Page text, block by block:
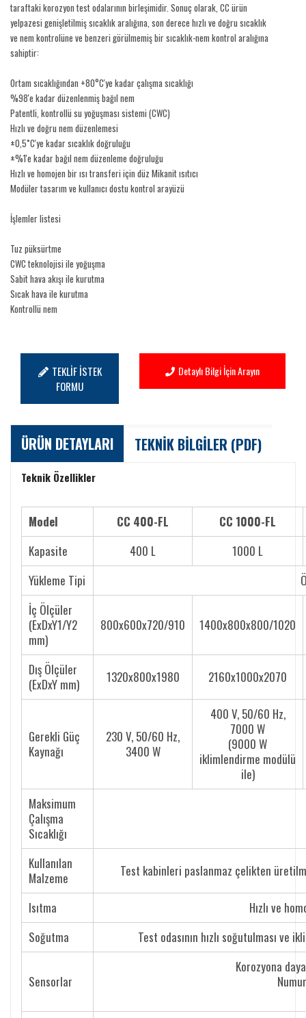
taraftaki korozyon test odalarının birleşimidir. Sonuç olarak, CC ürün
yelpazesi genişletilmiş sıcaklık aralığına, son derece hızlı ve doğru sıcaklık
ve nem kontrolüne ve benzeri görülmemiş bir sıcaklık-nem kontrol aralığına
sahiptir:
Ortam sıcaklığından +80°C'ye kadar çalışma sıcaklığı
%98'e kadar düzenlenmiş bağıl nem
Patentli, kontrollü su yoğuşması sistemi (CWC)
Hızlı ve doğru nem düzenlemesi
±0,5˚C'ye kadar sıcaklık doğruluğu
±%1'e kadar bağıl nem düzenleme doğruluğu
Hızlı ve homojen bir ısı transferi için düz Mikanit ısıtıcı
Modüler tasarım ve kullanıcı dostu kontrol arayüzü
İşlemler listesi
Tuz püksürtme
CWC teknolojisi ile yoğuşma
Sabit hava akışı ile kurutma
Sıcak hava ile kurutma
Kontrollü nem
Test çözeltisinin doğrudan püskürtülmesi
GMW 3172'ye göre test çözeltisinin doğrudan püskürtülmesi
VOLVO/FORD test standartlarına göre çözeltinin püskürtülmesi
TEKLİF İSTEK
FORMU
Detaylı Bilgi İçin Arayın
ÜRÜN DETAYLARI TEKNİK BİLGİLER (PDF)
Teknik Özellikler
Model CC 400-FL
CC 1000-FL
Kapasite
400 L
1000 L
Yükleme Tipi
İç Ölçüler
(ExDxY1/Y2
mm)
800x600x720/910 1400x800x800/1020
Dış Ölçüler
(ExDxY mm)
1320x800x1980 2160x1000x2070
Gerekli Güç
Kaynağı
230 V, 50/60 Hz,
3400 W
400 V, 50/60 Hz,
7000 W
(9000 W
iklimlendirme modülü
ile)
Maksimum
Çalışma
Sıcaklığı
Kullanılan
Malzeme
Test kabinleri paslanmaz çelikten
Isıtma
Hızlı ve
Soğutma
Test odasının hızlı soğutulması ve
Sensorlar
Korozyona